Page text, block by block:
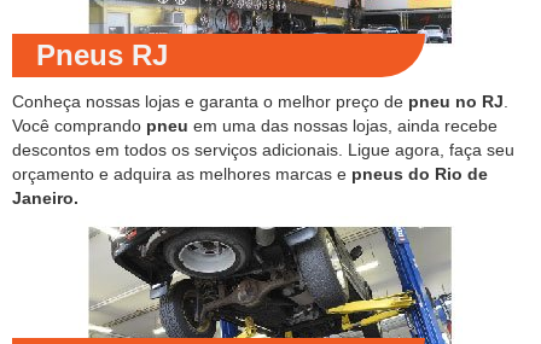
Pneus RJ
Conheça nossas lojas e garanta o melhor preço de pneu no RJ
Você comprando pneu em uma das nossas lojas, ainda recebe
descontos em todos os serviços adicionais. Ligue agora, faça seu
orçamento e adquira as melhores marcas e pneus do Rio de
Janeiro.